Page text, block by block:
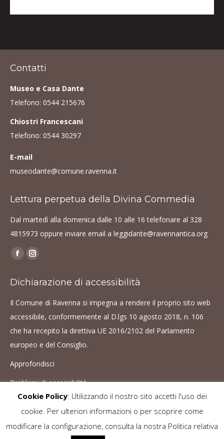
Contatti
Museo e Casa Dante
Telefono: 0544 215676
Chiostri Francescani
Telefono: 0544 30297
E-mail
museodante@comune.ravenna.it
Lettura perpetua della Divina Commedia
Dal martedì alla domenica dalle 10 alle 16 telefonare al 328
4815973 oppure inviare email a leggidante@ravennantica.org
Find us on:
Facebook
opens
Instagram
opens
Dichiarazione di accessibilità
Il Comune di Ravenna si impegna a rendere il proprio sito web
accessibile, conformemente al D.lgs 10 agosto 2018, n. 106
che ha recepito la direttiva UE 2016/2102 del Parlamento
europeo e del Consiglio.
Approfondisci
Problemi di accessibilità
Le immagini sono protette da copyright. È vietato ogni utilizzo senza il
consenso dell'autore -Cookie Policy
Cookie Policy: Utilizzando il nostro sito accetti l'uso dei
cookie. Per ulteriori informazioni o per scoprire come
modificare la configurazione, consulta la nostra Politica relativa